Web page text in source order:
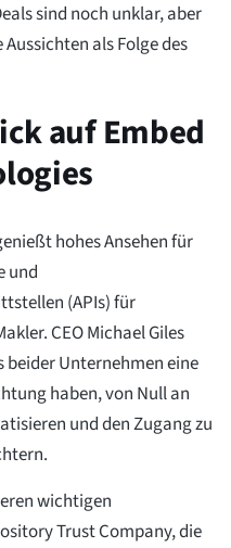
sind noch unklar, aber
als Folge des
auf Embed
hohes Ansehen für
und
(APIs) für
CEO Michael Giles
beider Unternehmen eine
haben, von Null an
und den Zugang zu
wichtigen
Trust Company, die